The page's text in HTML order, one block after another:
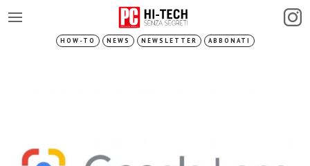
HOW-TO NEWS NEWSLETTER ABBONATI